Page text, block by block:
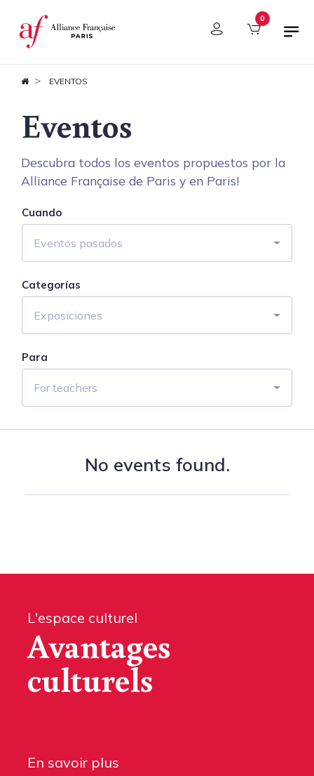
Panel de gestión de cookies 0
EVENTOS
Eventos
Descubra todos los eventos propuestos por la
Alliance Française de Paris y en Paris!
Cuando
Eventos pasados
Categorías
Exposiciones
Para
For teachers
No events found.
L'espace culturel
Avantages
culturels
En savoir plus